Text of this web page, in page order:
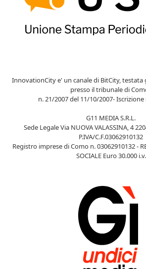
InnovationCity e' un canale di BitCity,
presso il tribunale di
n. 21/2007 del 11/10/2007- Iscrizione
G11 MEDIA S.R.L.
Sede Legale Via NUOVA VALASSINA, 4
P.IVA/C.F.03062910132
Registro imprese di Como n. 03062910132 -
SOCIALE Euro 30.000 i.v.